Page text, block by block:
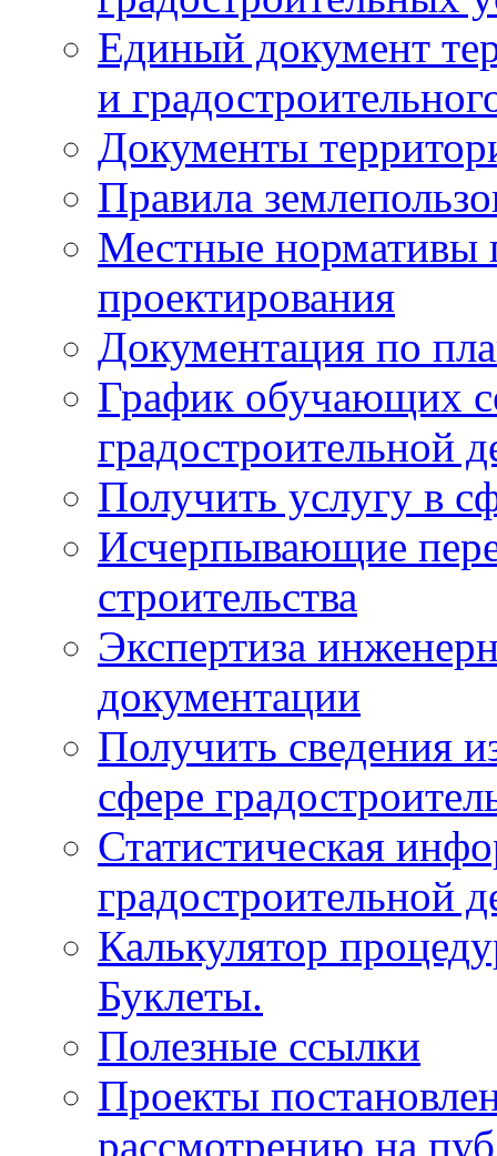
Единый документ
и
Документы
Правила
Местные нормативы
проектирования
Документация по
График обучающих
градостроительной
Получить услугу в
Исчерпывающие
строительства
Экспертиза
документации
Получить сведения
сфере
Статистическая
градостроительной
Калькулятор
Буклеты.
Полезные ссылки
Проекты
рассмотрению на